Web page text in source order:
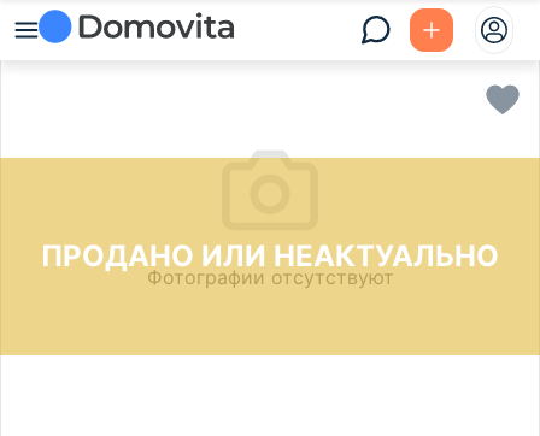
ПРОДАНО ИЛИ НЕАКТУАЛЬНО
Фотографии отсутствуют